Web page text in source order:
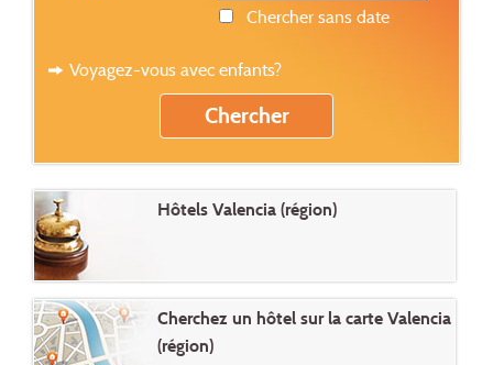
Chercher sans date
Voyagez-vous avec enfants?
Hôtels Valencia (région)
Cherchez un hôtel sur la carte Valencia
(région)